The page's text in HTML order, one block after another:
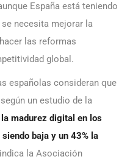
España está teniendo
necesita mejorar la
las reformas
global.
españolas consideran que
un estudio de la
la madurez digital en los
baja y un 43% la
la Asociación